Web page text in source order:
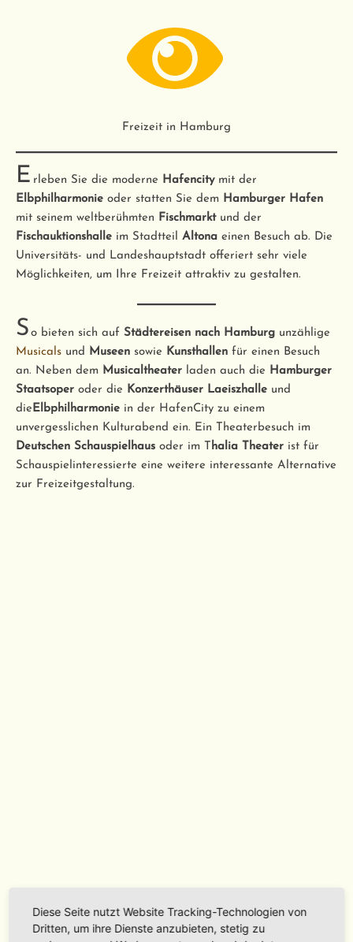
Freizeit in Hamburg
E rleben Sie die moderne Hafencitymit der
Elbphilharmonie oder statten Sie dem Hamburger Hafen
mit seinem weltberühmten Fischmarktund der
Fischauktionshalle im Stadtteil Altona einen Besuch ab. Die
Universitäts- und Landeshauptstadt offeriert sehr viele
Möglichkeiten, um Ihre Freizeit attraktiv zu gestalten.
S o bieten sich auf Städtereisen nach Hamburgunzählige
Musicals und Museen sowie Kunsthallen für einen Besuch
an. Neben dem Musicaltheater laden auch die Hamburger
Staatsoper oder die Konzerthäuser Laeiszhalle und
die Elbphilharmonie in der HafenCity zu einem
unvergesslichen Kulturabend ein. Ein Theaterbesuch im
Deutschen Schauspielhaus oder im T halia Theater ist für
Schauspielinteressierte eine weitere interessante Alternative
zur Freizeitgestaltung.
Diese Seite nutzt Website Tracking-Technologien von
Dritten, um ihre Dienste anzubieten, stetig zu